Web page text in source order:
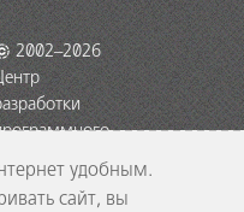
2002–2026
EDISON
удобным.
сайт, вы